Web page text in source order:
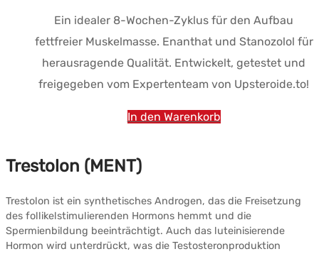
Trestolon (MENT)
Trestolon ist ein synthetisches Androgen, das die Freisetzung
des follikelstimulierenden Hormons hemmt und die
Spermienbildung beeinträchtigt. Auch das luteinisierende
Hormon wird unterdrückt, was die Testosteronproduktion
war:
$289.03.
$212.24.
Ein idealer 8-Wochen-Zyklus für den Aufbau
fettfreier Muskelmasse. Enanthat und Stanozolol für
herausragende Qualität. Entwickelt, getestet und
freigegeben vom Expertenteam von Upsteroide.to!
In den Warenkorb